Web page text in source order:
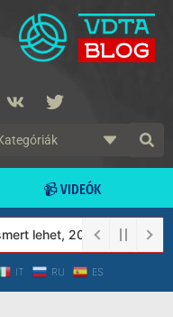
📹 VIDEÓK
lehet, 2023-tól a Védett
IT RU ES